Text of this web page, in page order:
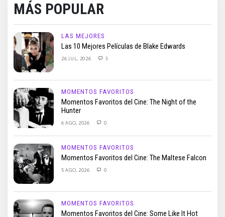
MÁS POPULAR
LAS MEJORES
Las 10 Mejores Películas de Blake Edwards
26 JUL, 2026 3
MOMENTOS FAVORITOS
Momentos Favoritos del Cine: The Night of the
Hunter
6 AGO, 2026 0
MOMENTOS FAVORITOS
Momentos Favoritos del Cine: The Maltese Falcon
5 AGO, 2026 0
MOMENTOS FAVORITOS
Momentos Favoritos del Cine: Some Like It Hot